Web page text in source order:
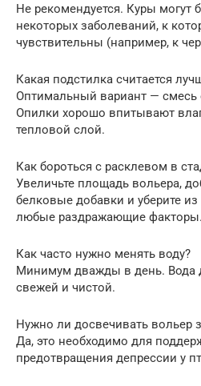
Не рекомендуется. Куры могут
некоторых заболеваний, к
чувствительны (например, к
Какая подстилка считается
Оптимальный вариант —
Опилки хорошо впитывают
тепловой слой.
Как бороться с расклевом в
Увеличьте площадь вольера,
белковые добавки и уберите
любые раздражающие факторы.
Как часто нужно менять воду?
Минимум дважды в день. Вода
свежей и чистой.
Нужно ли досвечивать вольер
Да, это необходимо для
предотвращения депрессии у